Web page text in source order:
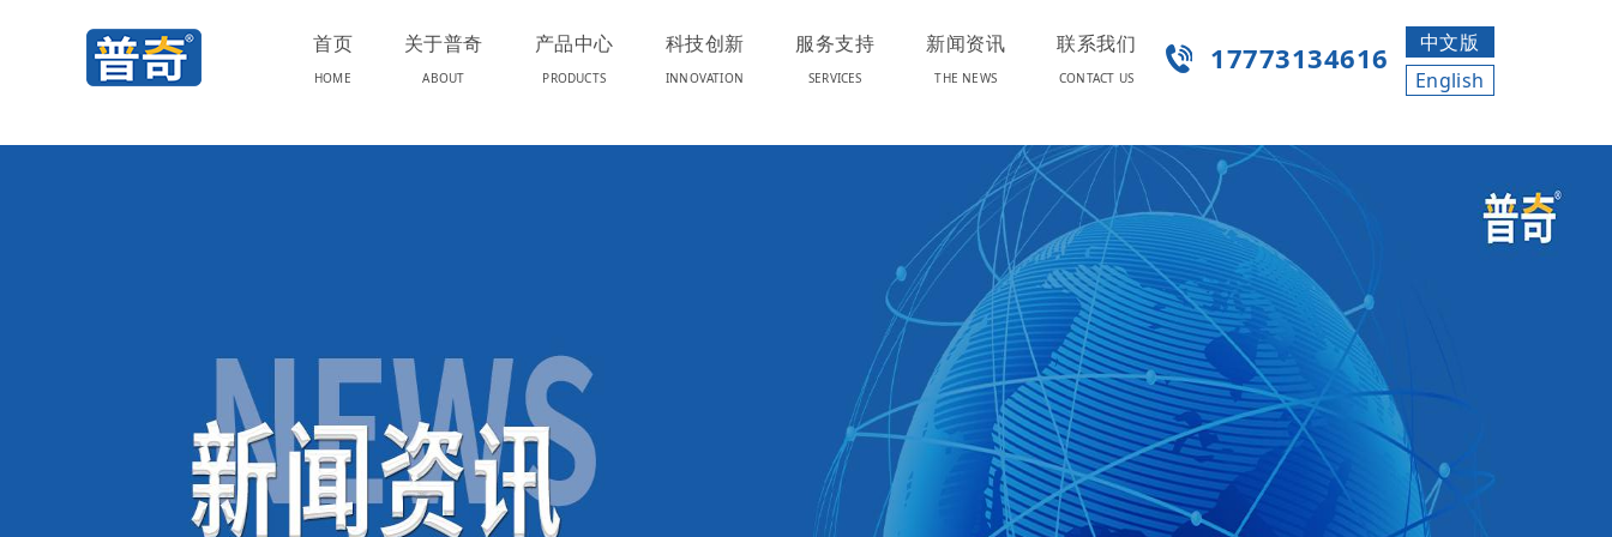
首页
HOME
关于普奇
ABOUT
产品中心
PRODUCTS
科技创新
INNOVATION
服务支持
SERVICES
新闻资讯
THE NEWS
联系我们
CONTACT US
17773134616
中文版
English